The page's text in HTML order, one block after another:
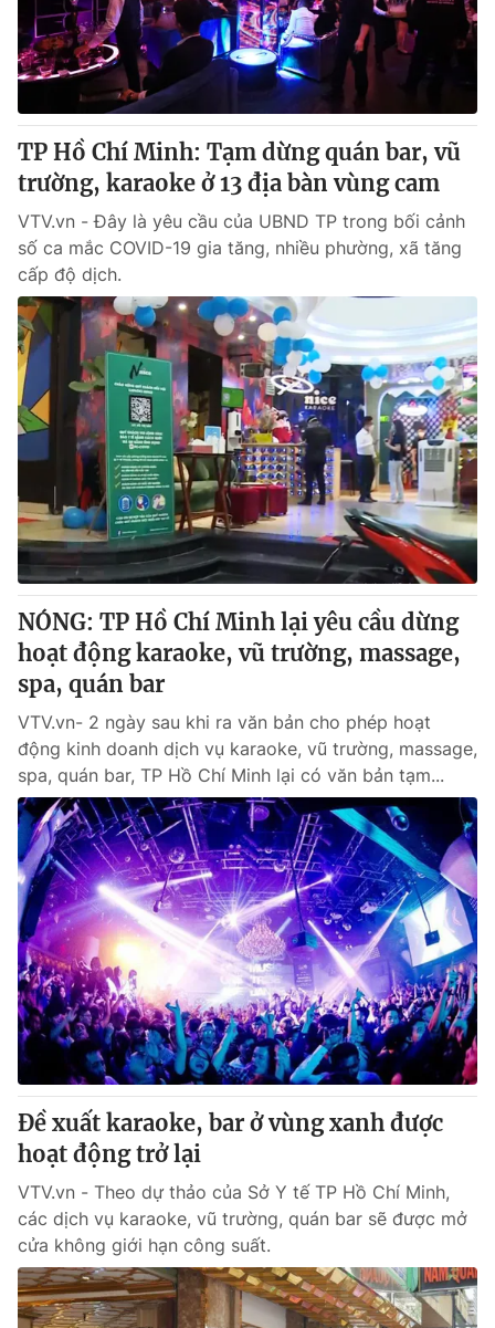
TP Hồ Chí Minh: Tạm dừng quán bar, vũ
trường, karaoke ở 13 địa bàn vùng cam
VTV.vn - Đây là yêu cầu của UBND TP trong bối cảnh
số ca mắc COVID-19 gia tăng, nhiều phường, xã tăng
cấp độ dịch.
NÓNG: TP Hồ Chí Minh lại yêu cầu dừng
hoạt động karaoke, vũ trường, massage,
spa, quán bar
VTV.vn- 2 ngày sau khi ra văn bản cho phép hoạt
động kinh doanh dịch vụ karaoke, vũ trường, massage,
spa, quán bar, TP Hồ Chí Minh lại có văn bản tạm...
Đề xuất karaoke, bar ở vùng xanh được
hoạt động trở lại
VTV.vn - Theo dự thảo của Sở Y tế TP Hồ Chí Minh,
các dịch vụ karaoke, vũ trường, quán bar sẽ được mở
cửa không giới hạn công suất.